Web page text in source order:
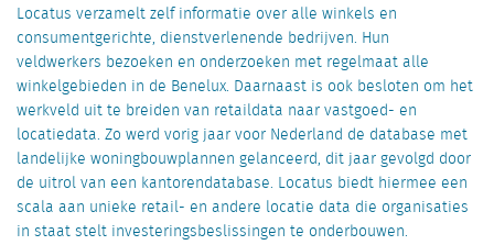
Locatus verzamelt zelf informatie over alle winkels en
consumentgerichte, dienstverlenende bedrijven. Hun
veldwerkers bezoeken en onderzoeken met regelmaat alle
winkelgebieden in de Benelux. Daarnaast is ook besloten om het
werkveld uit te breiden van retaildata naar vastgoed- en
locatiedata. Zo werd vorig jaar voor Nederland de database met
landelijke woningbouwplannen gelanceerd, dit jaar gevolgd door
de uitrol van een kantorendatabase. Locatus biedt hiermee een
scala aan unieke retail- en andere locatie data die organisaties
in staat stelt investeringsbeslissingen te onderbouwen.